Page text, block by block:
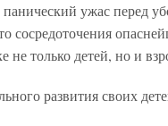
ужас перед
сосредоточения
не только детей, но и
развития своих